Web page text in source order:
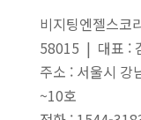
비지팅엔젤스
58015 | 대표 :
주소 : 서울시 강
~10호